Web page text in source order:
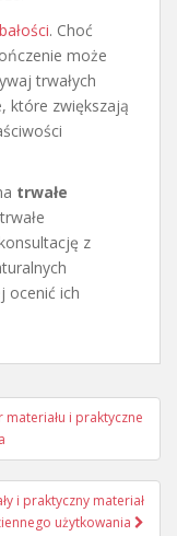
. Choć
może
trwałych
które zwiększają
trwałe
z
ocenić ich
materiału i praktyczne
i praktyczny materiał
użytkowania